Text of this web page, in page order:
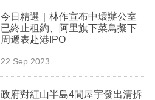
今日精選｜林作宣布中環辦公室
已終止租約、阿里旗下菜鳥擬下
周遞表赴港IPO
22 Sep 2023
政府對紅山半島4間屋宇發出清拆